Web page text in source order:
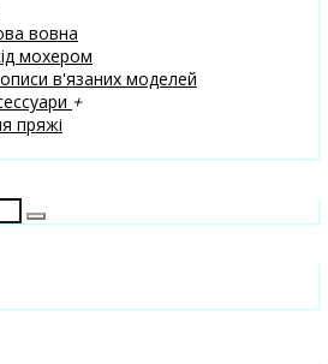
вовна
мохером
в'язаних моделей
+
пряжі